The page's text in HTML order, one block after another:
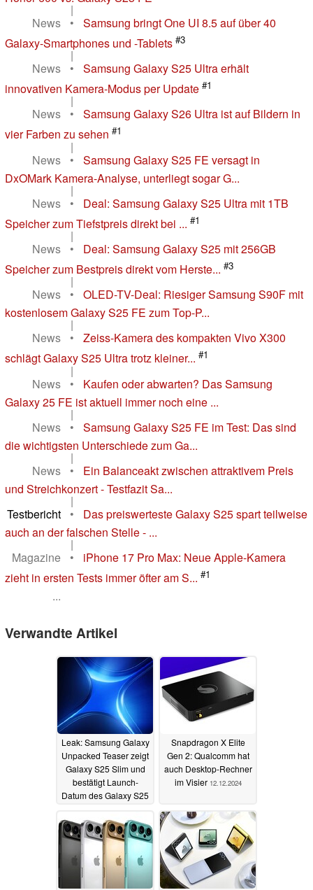
|
News
•
Samsung bringt One UI 8.5 auf über 40
Galaxy-Smartphones und -Tablets #3
|
News
•
Samsung Galaxy S25 Ultra erhält
innovativen Kamera-Modus per Update #1
|
News
•
Samsung Galaxy S26 Ultra ist auf Bildern in
vier Farben zu sehen #1
|
News
•
Samsung Galaxy S25 FE versagt in
DxOMark Kamera-Analyse, unterliegt sogar G...
|
News
•
Deal: Samsung Galaxy S25 Ultra mit 1TB
Speicher zum Tiefstpreis direkt bei ... #1
|
News
•
Deal: Samsung Galaxy S25 mit 256GB
Speicher zum Bestpreis direkt vom Herste... #3
|
News
•
OLED-TV-Deal: Riesiger Samsung S90F mit
kostenlosem Galaxy S25 FE zum Top-P...
|
News
•
Zeiss-Kamera des kompakten Vivo X300
schlägt Galaxy S25 Ultra trotz kleiner... #1
|
News
•
Kaufen oder abwarten? Das Samsung
Galaxy 25 FE ist aktuell immer noch eine ...
|
News
•
Samsung Galaxy S25 FE im Test: Das sind
die wichtigsten Unterschiede zum Ga...
|
News
•
Ein Balanceakt zwischen attraktivem Preis
und Streichkonzert - Testfazit Sa...
|
Testbericht
•
Das preiswerteste Galaxy S25 spart teilweise
auch an der falschen Stelle - ...
|
Magazine
•
iPhone 17 Pro Max: Neue Apple-Kamera
zieht in ersten Tests immer öfter am S... #1
...
Verwandte Artikel
Leak: Samsung Galaxy
Unpacked Teaser zeigt
Galaxy S25 Slim und
bestätigt Launch-
Datum des Galaxy S25
Snapdragon X Elite
Gen 2: Qualcomm hat
auch Desktop-Rechner
im Visier 12.12.2024